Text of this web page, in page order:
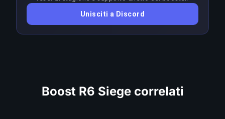
sul meta; qualsiasi calo di rendimento prolungato
fa scattare una riassegnazione immediata senza
Unisciti a Discord
Boost R6 Siege correlati